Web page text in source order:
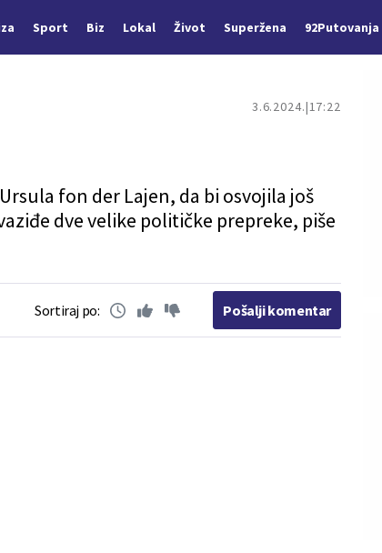
Sport Biz Lokal Život Superžena 92Putovanja
3.6.2024. 17:22
fon der Lajen, da bi osvojila još
dve velike političke prepreke, piše
Sortiraj po: Pošalji komentar